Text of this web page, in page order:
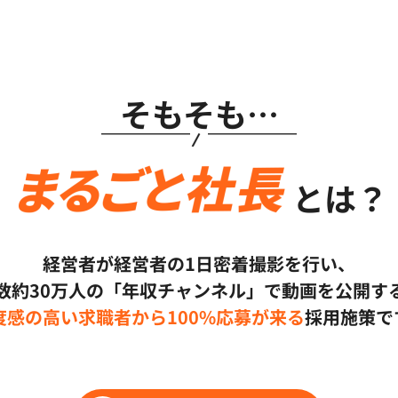
そもそも…
とは？
経営者が経営者の1日密着撮影を行い、
約30万人の「年収チャンネル」で動画を公開す
感の高い求職者から100%応募が来る採用施策で